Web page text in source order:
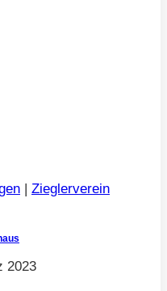
| Zieglerverein
2023